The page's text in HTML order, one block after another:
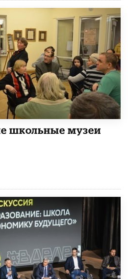
школьные музеи